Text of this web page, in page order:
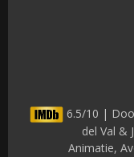
6.5/10 |
del Val &
Animatie,